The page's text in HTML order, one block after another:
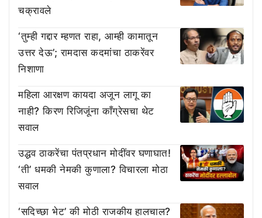
चक्रावले
‘तुम्ही गद्दार म्हणत राहा, आम्ही कामातून
उत्तर देऊ’; रामदास कदमांचा ठाकरेंवर
निशाणा
महिला आरक्षण कायदा अजून लागू का
नाही? किरण रिजिजूंना काँग्रेसचा थेट
सवाल
उद्धव ठाकरेंचा पंतप्रधान मोदींवर घणाघात!
‘ती’ धमकी नेमकी कुणाला? विचारला मोठा
सवाल
‘सदिच्छा भेट’ की मोठी राजकीय हालचाल?